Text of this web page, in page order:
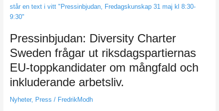
Pressinbjudan: Diversity Charter
Sweden frågar ut riksdagspartiernas
EU-toppkandidater om mångfald och
inkluderande arbetsliv.
Nyheter, Press / FredrikModh
Diversity
Charter
frågar
riksdagspartiernas
EU-
toppkandidater
om
mångfald